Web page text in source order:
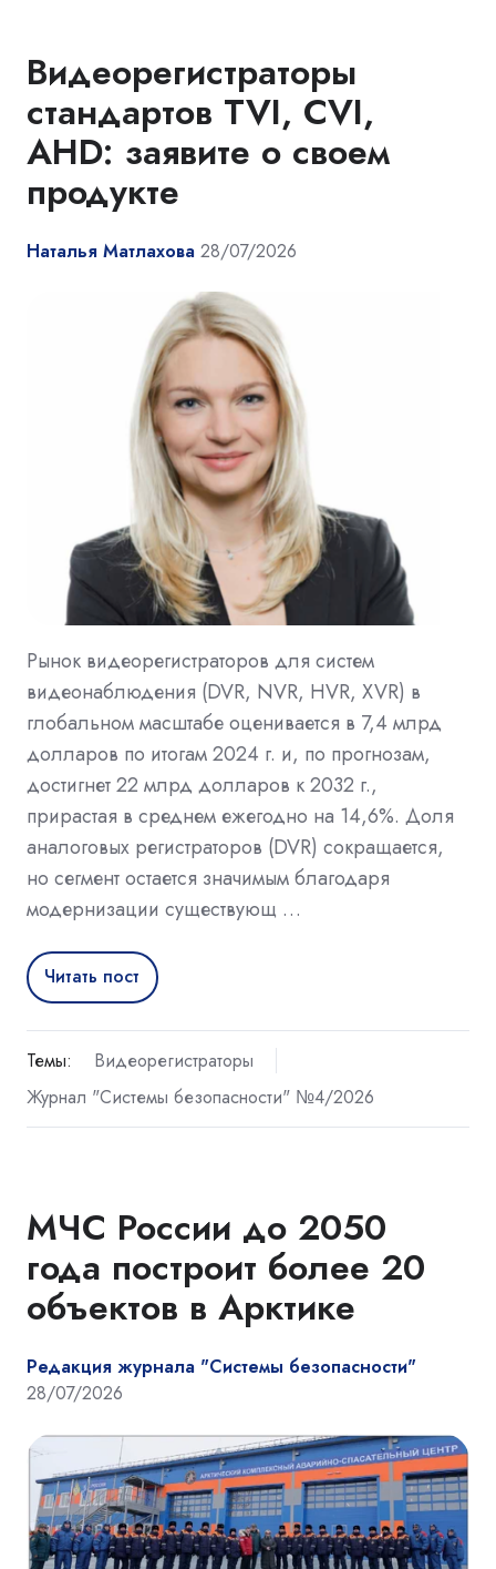
Видеорегистраторы
стандартов TVI, CVI,
AHD: заявите о своем
продукте
Наталья Матлахова 28/07/2026
Рынок видеорегистраторов для систем
видеонаблюдения (DVR, NVR, HVR, XVR) в
глобальном масштабе оценивается в 7,4 млрд
долларов по итогам 2024 г. и, по прогнозам,
достигнет 22 млрд долларов к 2032 г.,
прирастая в среднем ежегодно на 14,6%. Доля
аналоговых регистраторов (DVR) сокращается,
но сегмент остается значимым благодаря
модернизации существующ …
Читать пост
Темы:
Видеорегистраторы
Журнал "Системы безопасности" №4/2026
МЧС России до 2050
года построит более 20
объектов в Арктике
Редакция журнала "Системы безопасности"
28/07/2026